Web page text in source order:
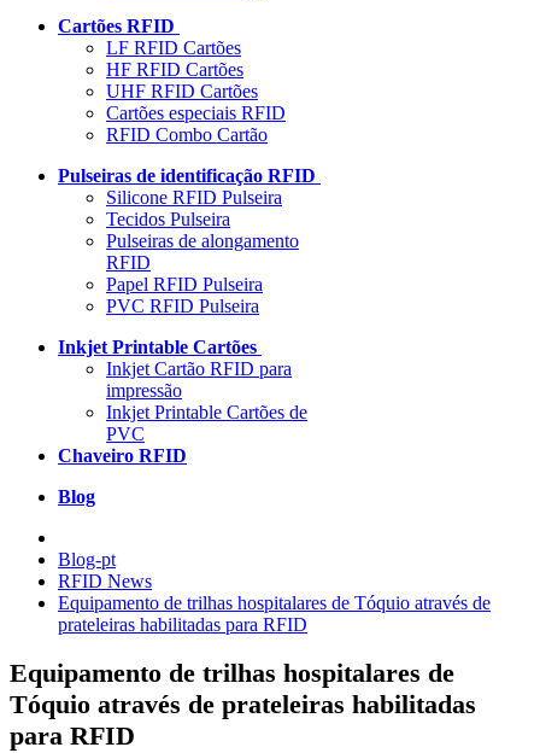
Cartões RFID
LF RFID Cartões
HF RFID Cartões
UHF RFID Cartões
Cartões especiais RFID
RFID Combo Cartão
Pulseiras de identificação RFID
Silicone RFID Pulseira
Tecidos Pulseira
Pulseiras de alongamento
RFID
Papel RFID Pulseira
PVC RFID Pulseira
Inkjet Printable Cartões
Inkjet Cartão RFID para
impressão
Inkjet Printable Cartões de
PVC
Chaveiro RFID
Blog
Blog-pt
RFID News
Equipamento de trilhas hospitalares de Tóquio através de
prateleiras habilitadas para RFID
Equipamento de trilhas hospitalares de
Tóquio através de prateleiras habilitadas
para RFID